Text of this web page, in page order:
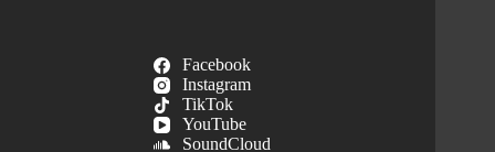
Facebook
Instagram
TikTok
YouTube
SoundCloud